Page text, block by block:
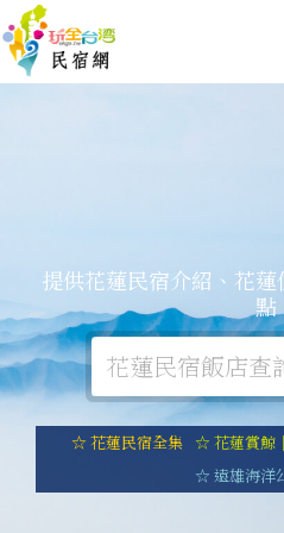
提供花蓮民宿介紹、花
點
☆ 花蓮民宿全集 ☆ 花蓮賞鯨
☆ 遠雄海洋